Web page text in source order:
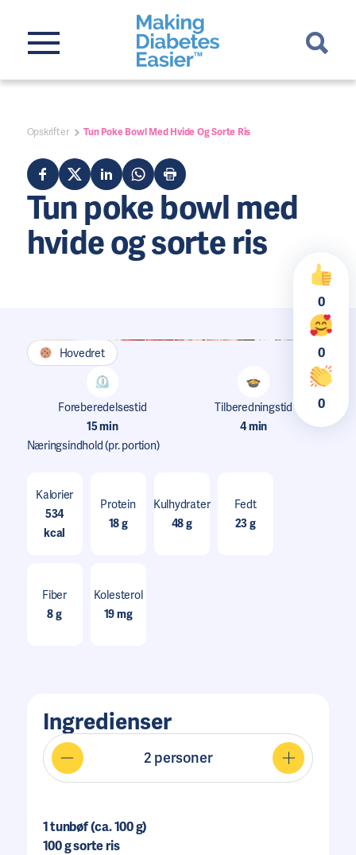
Opskrifter Tun Poke Bowl Med Hvide Og Sorte Ris
Tun poke bowl med
hvide og sorte ris
0
0
0
Hovedret
Foreberedelsestid
15 min
Tilberedningstid
4 min
Næringsindhold(pr. portion)
Kalorier
534
kcal
Protein
18 g
Kulhydrater
48 g
Fedt
23 g
Fiber
8 g
Kolesterol
19 mg
Ingredienser
2 personer
1tunbøf (ca. 100 g)
100g sorte ris